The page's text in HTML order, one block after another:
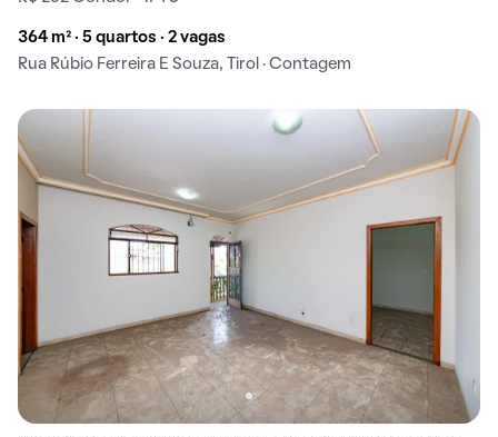
364 m² · 5 quartos · 2 vagas
Rua Rúbio Ferreira E Souza, Tirol · Contagem